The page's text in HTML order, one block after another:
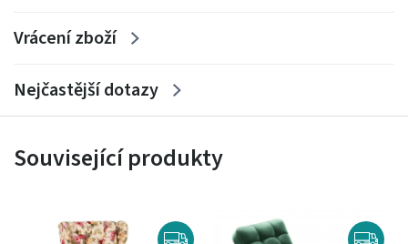
Vrácení zboží
Nejčastější dotazy
Související produkty